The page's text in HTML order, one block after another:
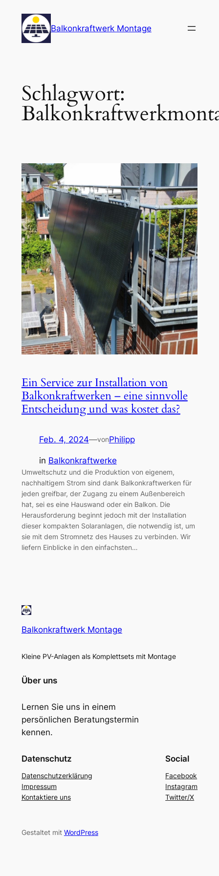
Inhalt
springen
Balkonkraftwerk Montage
Schlagwort:
Ein Service zur Installation von
Balkonkraftwerken – eine sinnvolle
Entscheidung und was kostet das?
Feb. 4, 2024—vonPhilipp
in Balkonkraftwerke
Umweltschutz und die Produktion von eigenem,
nachhaltigem Strom sind dank Balkonkraftwerken für
jeden greifbar, der Zugang zu einem Außenbereich
hat, sei es eine Hauswand oder ein Balkon. Die
Herausforderung beginnt jedoch mit der Installation
dieser kompakten Solaranlagen, die notwendig ist, um
sie mit dem Stromnetz des Hauses zu verbinden. Wir
liefern Einblicke in den einfachsten…
Balkonkraftwerk Montage
Kleine PV-Anlagen als Komplettsets mit Montage
Über uns
Lernen Sie uns in einem
persönlichen Beratungstermin
kennen.
Datenschutz
Datenschutzerklärung
Impressum
Kontaktiere uns
Social
Facebook
Instagram
Twitter/X
Gestaltet mit WordPress